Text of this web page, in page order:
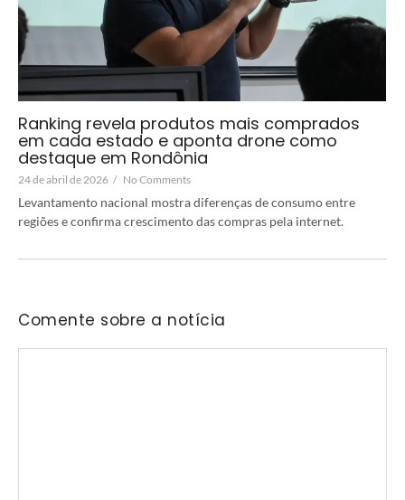
Ranking revela produtos mais comprados
em cada estado e aponta drone como
destaque em Rondônia
24 de abril de 2026 / No Comments
Levantamento nacional mostra diferenças de consumo entre
regiões e confirma crescimento das compras pela internet.
Comente sobre a notícia